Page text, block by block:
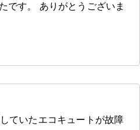
です。 ありがとうございま
ていたエコキュートが故障